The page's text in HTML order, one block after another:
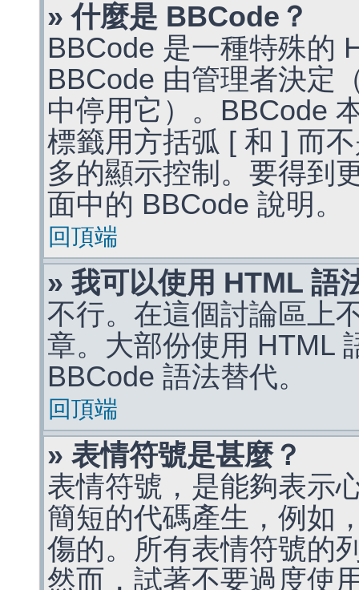
» 什麼是 BBCode？
BBCode 是一種特殊的
BBCode 由管理者決定
中停用它）。BBCode
標籤用方括弧 [ 和 ] 而
多的顯示控制。要得到
面中的 BBCode 說明。
回頂端
» 我可以使用 HTML 語
不行。在這個討論區上
章。大部份使用 HTML
BBCode 語法替代。
回頂端
» 表情符號是甚麼？
表情符號，是能夠表示
簡短的代碼產生，例如
傷的。所有表情符號的
然而，試著不要過度使